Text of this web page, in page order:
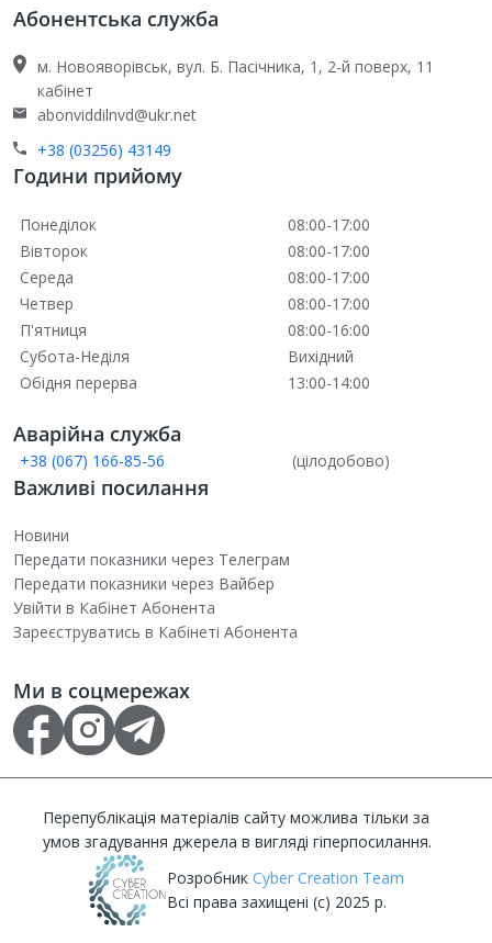
Абонентська служба
м. Новояворівськ, вул. Б. Пасічника, 1, 2-й поверх, 11
кабінет
abonviddilnvd@ukr.net
+38 (03256) 43149
Години прийому
Понеділок
08:00-17:00
Вівторок
08:00-17:00
Середа
08:00-17:00
Четвер
08:00-17:00
П'ятниця
08:00-16:00
Субота-Неділя
Вихідний
Обідня перерва
13:00-14:00
Аварійна служба
+38 (067) 166-85-56 (цілодобово)
Важливі посилання
Новини
Передати показники через Телеграм
Передати показники через Вайбер
Увійти в Кабінет Абонента
Зареєструватись в Кабінеті Абонента
Ми в соцмережах
Перепублікація матеріалів сайту можлива тільки за
умов згадування джерела в вигляді гіперпосилання.
Розробник Cyber Creation Team
Всі права захищені (с) 2025 р.